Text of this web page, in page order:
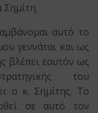
Σημίτη.
αυτό το
γεννάται και ως
βλέπει εαυτόν ως
του
ο κ. Σημίτης. Το
σε αυτό τον